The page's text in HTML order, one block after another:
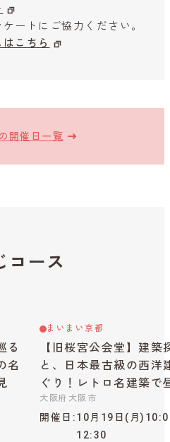
ートにご協力ください。
こちら
開催日一覧
コース
る
名
まいまい京都
【旧桜宮公会堂】建築
と、日本最古級の西洋
ぐり！レトロ名建築で
大阪府大阪市
開催日
10月19日(月
12:30